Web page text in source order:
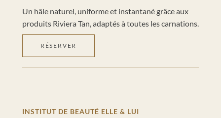
Un hâle naturel, uniforme et instantané grâce aux
produits Riviera Tan, adaptés à toutes les carnations.
RÉSERVER
INSTITUT DE BEAUTÉ ELLE & LUI